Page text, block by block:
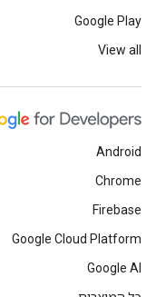
Google Play
View all
Android
Chrome
Firebase
Google Cloud Platform
Google AI